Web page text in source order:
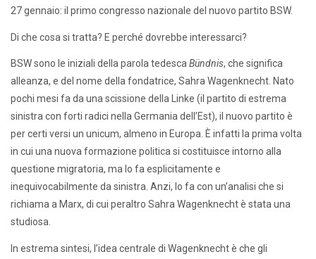
27 gennaio: il primo congresso nazionale del nuovo partito BSW.
Di che cosa si tratta? E perché dovrebbe interessarci?
BSW sono le iniziali della parola tedescaBündnis, che significa
alleanza, e del nome della fondatrice, Sahra Wagenknecht. Nato
pochi mesi fa da una scissione della Linke (il partito di estrema
sinistra con forti radici nella Germania dell’Est), il nuovo partito è
per certi versi un unicum, almeno in Europa. È infatti la prima volta
in cui una nuova formazione politica si costituisce intorno alla
questione migratoria, ma lo fa esplicitamente e
inequivocabilmente da sinistra. Anzi, lo fa con un’analisi che si
richiama a Marx, di cui peraltro Sahra Wagenknecht è stata una
studiosa.
In estrema sintesi, l’idea centrale di Wagenknecht è che gli